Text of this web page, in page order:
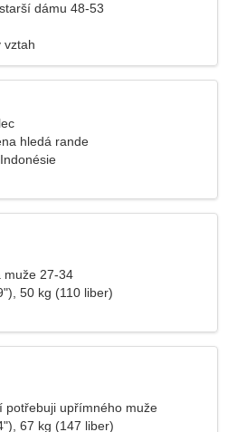
dámu 48-53
vztah
hledá rande
muže 27-34
50 kg (110 liber)
potřebuji upřímného muže
67 kg (147 liber)